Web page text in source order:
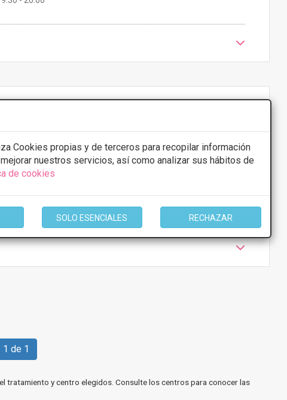
Cookies propias y de terceros para recopilar información
nuestros servicios, así como analizar sus hábitos de
de cookies
SOLO ESENCIALES RECHAZAR
ESTETICA TCUIDA
de descuento *
PRESUPUESTO
1 de 1
tratamiento y centro elegidos. Consulte los centros para conocer las